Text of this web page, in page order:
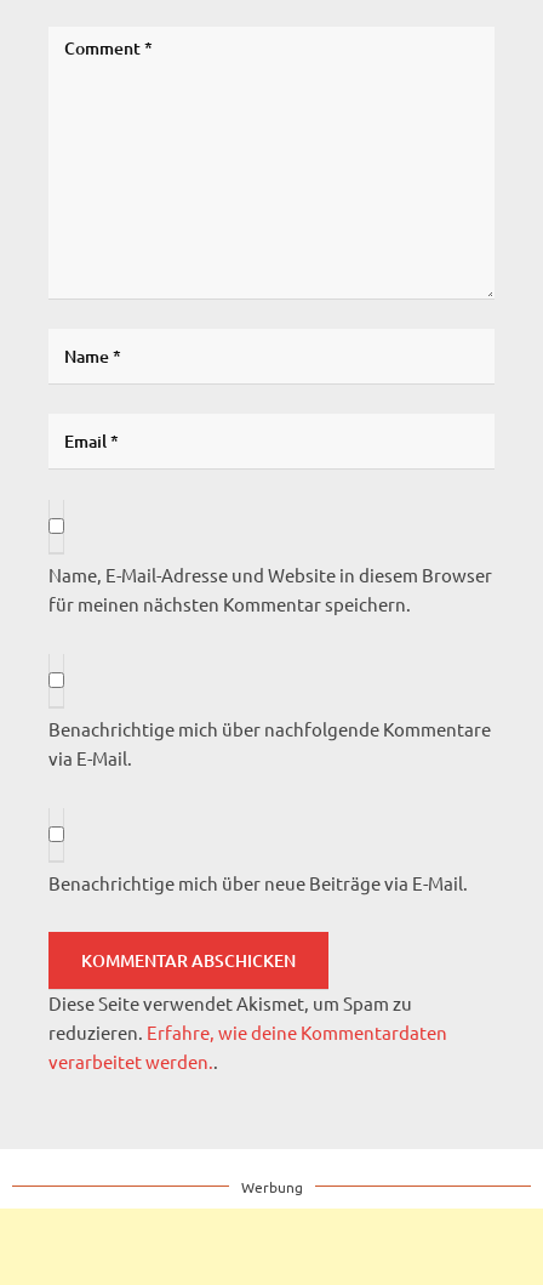
Name, E-Mail-Adresse und Website in diesem Browser
für meinen nächsten Kommentar speichern.
Benachrichtige mich über nachfolgende Kommentare
via E-Mail.
Benachrichtige mich über neue Beiträge via E-Mail.
Diese Seite verwendet Akismet, um Spam zu
reduzieren. Erfahre, wie deine Kommentardaten
verarbeitet werden.
Werbung